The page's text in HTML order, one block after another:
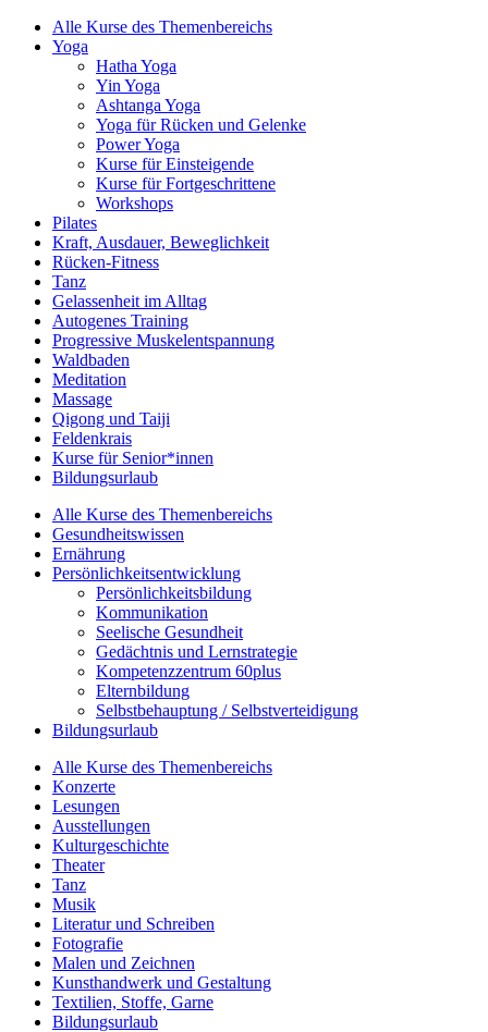
Alle Kurse des Themenbereichs
Yoga
Hatha Yoga
Yin Yoga
Ashtanga Yoga
Yoga für Rücken und Gelenke
Power Yoga
Kurse für Einsteigende
Kurse für Fortgeschrittene
Workshops
Pilates
Kraft, Ausdauer, Beweglichkeit
Rücken-Fitness
Tanz
Gelassenheit im Alltag
Autogenes Training
Progressive Muskelentspannung
Waldbaden
Meditation
Massage
Qigong und Taiji
Feldenkrais
Kurse für Senior*innen
Bildungsurlaub
Alle Kurse des Themenbereichs
Gesundheitswissen
Ernährung
Persönlichkeitsentwicklung
Persönlichkeitsbildung
Kommunikation
Seelische Gesundheit
Gedächtnis und Lernstrategie
Kompetenzzentrum 60plus
Elternbildung
Selbstbehauptung / Selbstverteidigung
Bildungsurlaub
Alle Kurse des Themenbereichs
Konzerte
Lesungen
Ausstellungen
Kulturgeschichte
Theater
Tanz
Musik
Literatur und Schreiben
Fotografie
Malen und Zeichnen
Kunsthandwerk und Gestaltung
Textilien, Stoffe, Garne
Bildungsurlaub